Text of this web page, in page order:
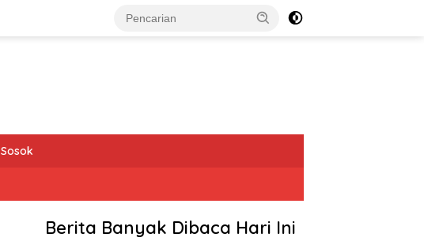
Sosok
Berita Banyak Dibaca Hari Ini